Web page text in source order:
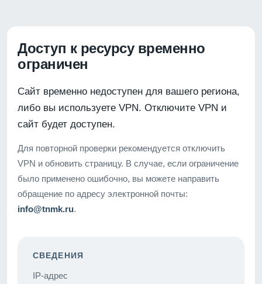
Доступ к ресурсу временно
ограничен
Сайт временно недоступен для вашего региона,
либо вы используете VPN. Отключите VPN и
сайт будет доступен.
Для повторной проверки рекомендуется отключить
VPN и обновить страницу. В случае, если ограничение
было применено ошибочно, вы можете направить
обращение по адресу электронной почты:
info@tnmk.ru.
СВЕДЕНИЯ
IP-адрес